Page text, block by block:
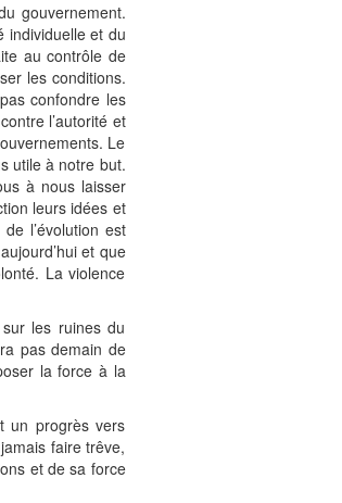
gouvernement.
individuelle et du
au contrôle de
les conditions.
confondre les
l’autorité et
Le
utile à notre but.
à nous laisser
leurs idées et
l’évolution est
et que
La violence
les ruines du
pas demain de
la force à la
un progrès vers
faire trêve,
et de sa force